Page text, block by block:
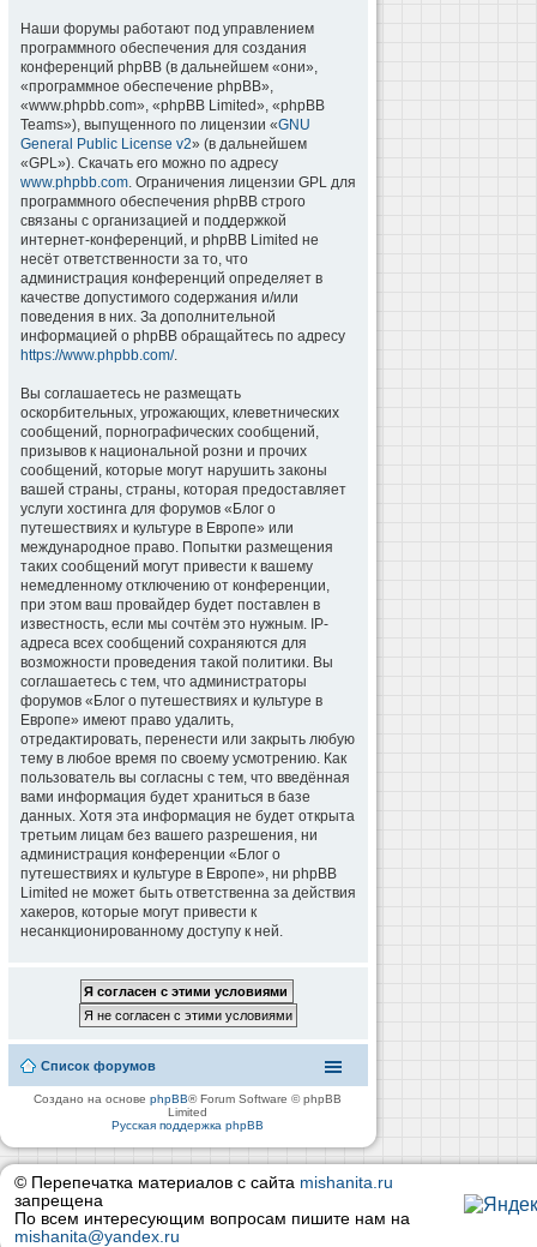
Наши форумы работают под управлением
программного обеспечения для создания
конференций phpBB (в дальнейшем «они»,
«программное обеспечение phpBB»,
«www.phpbb.com», «phpBB Limited», «phpBB
Teams»), выпущенного по лицензии «GNU
General Public License v2» (в дальнейшем
«GPL»). Скачать его можно по адресу
www.phpbb.com. Ограничения лицензии GPL для
программного обеспечения phpBB строго
связаны с организацией и поддержкой
интернет-конференций, и phpBB Limited не
несёт ответственности за то, что
администрация конференций определяет в
качестве допустимого содержания и/или
поведения в них. За дополнительной
информацией о phpBB обращайтесь по адресу
https://www.phpbb.com/.
Вы соглашаетесь не размещать
оскорбительных, угрожающих, клеветнических
сообщений, порнографических сообщений,
призывов к национальной розни и прочих
сообщений, которые могут нарушить законы
вашей страны, страны, которая предоставляет
услуги хостинга для форумов «Блог о
путешествиях и культуре в Европе» или
международное право. Попытки размещения
таких сообщений могут привести к вашему
немедленному отключению от конференции,
при этом ваш провайдер будет поставлен в
известность, если мы сочтём это нужным. IP-
адреса всех сообщений сохраняются для
возможности проведения такой политики. Вы
соглашаетесь с тем, что администраторы
форумов «Блог о путешествиях и культуре в
Европе» имеют право удалить,
отредактировать, перенести или закрыть любую
тему в любое время по своему усмотрению. Как
пользователь вы согласны с тем, что введённая
вами информация будет храниться в базе
данных. Хотя эта информация не будет открыта
третьим лицам без вашего разрешения, ни
администрация конференции «Блог о
путешествиях и культуре в Европе», ни phpBB
Limited не может быть ответственна за действия
хакеров, которые могут привести к
несанкционированному доступу к ней.
Список форумов
Создано на основеphpBB® Forum Software © phpBB
Limited
Русская поддержка phpBB
© Перепечатка материалов с сайта mishanita.ru
запрещена
По всем интересующим вопросам пишите нам на
mishanita@yandex.ru